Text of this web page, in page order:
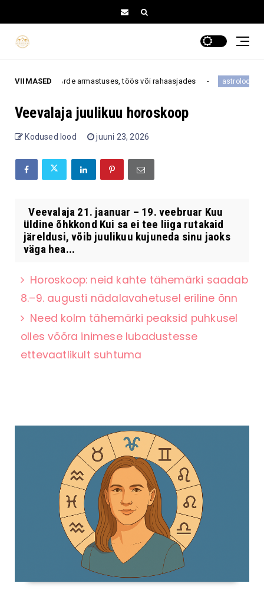
VIIMASED
suure pöörde armastuses, töös või rahaasjades astroloogia
Veevalaja juulikuu horoskoop
Kodused lood juuni 23, 2026
Veevalaja 21. jaanuar – 19. veebruar Kuu
üldine õhkkond Kui sa ei tee liiga rutakaid
järeldusi, võib juulikuu kujuneda sinu jaoks
väga hea...
Horoskoop: neid kahte tähemärki saadab
8.–9. augusti nädalavahetusel eriline õnn
Need kolm tähemärki peaksid puhkusel
olles võõra inimese lubadustesse
ettevaatlikult suhtuma